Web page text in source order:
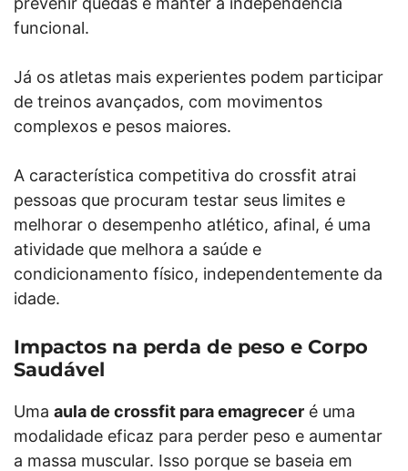
funcional.
Já os atletas mais experientes podem participar
de treinos avançados, com movimentos
complexos e pesos maiores.
A característica competitiva do crossfit atrai
pessoas que procuram testar seus limites e
melhorar o desempenho atlético, afinal, é uma
atividade que melhora a saúde e
condicionamento físico, independentemente da
idade.
Impactos na perda de peso e Corpo
Saudável
Uma aula de crossfit para emagrecer é uma
modalidade eficaz para perder peso e aumentar
a massa muscular. Isso porque se baseia em